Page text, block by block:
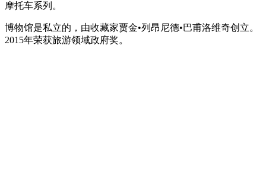
摩托车系列。
博物馆是私立的，由收藏家贾金•列昂尼德•巴甫洛维奇创立。
2015年荣获旅游领域政府奖。